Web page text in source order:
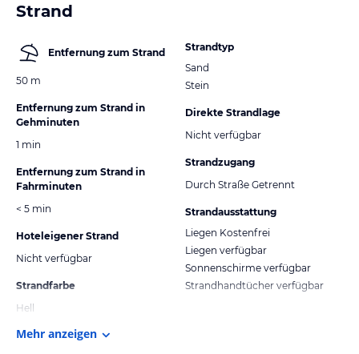
Strand
Entfernung zum Strand
50 m
Entfernung zum Strand in
Gehminuten
1 min
Entfernung zum Strand in
Fahrminuten
< 5 min
Hoteleigener Strand
Nicht verfügbar
Strandfarbe
Hell
Strandtyp
Sand
Stein
Direkte Strandlage
Nicht verfügbar
Strandzugang
Durch Straße Getrennt
Strandausstattung
Liegen Kostenfrei
Liegen verfügbar
Sonnenschirme verfügbar
Strandhandtücher verfügbar
Mehr anzeigen